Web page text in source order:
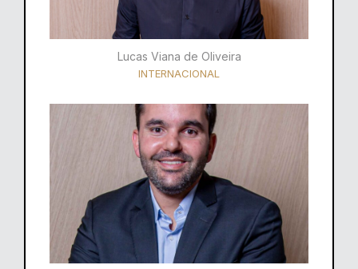
Lucas Viana de Oliveira
INTERNACIONAL